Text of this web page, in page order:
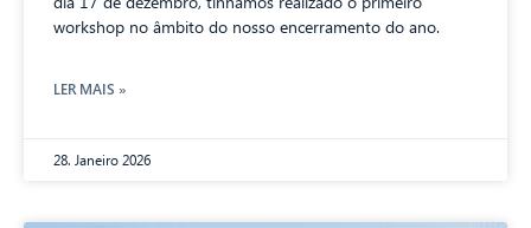
workshop no âmbito do nosso encerramento do ano.
LER MAIS »
28. Janeiro 2026